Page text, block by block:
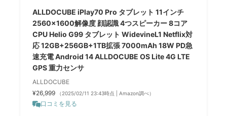
ALLDOCUBE iPlay70 Pro タブレット 11インチ
2560×1600解像度 顔認識 4つスピーカー 8コア
CPU Helio G99 タブレット WidevineL1 Netflix対
応 12GB+256GB+1TB拡張 7000mAh 18W PD急
速充電 Android 14 ALLDOCUBE OS Lite 4G LTE
GPS 重力センサ
ALLDOCUBE
¥26,999
（2025/02/11 23:43時点 | Amazon調べ）
口コミを見る